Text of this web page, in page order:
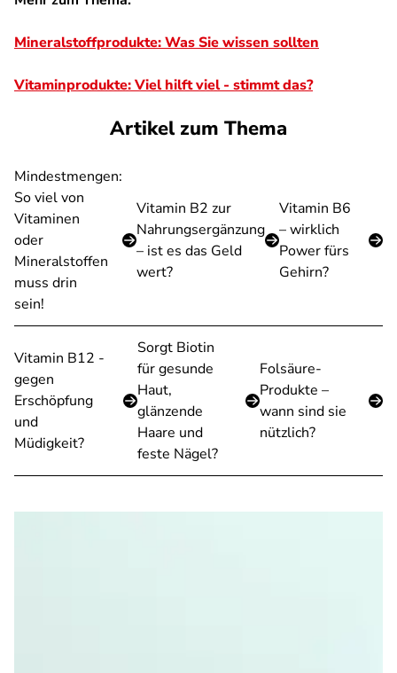
Mineralstoffprodukte: Was Sie wissen sollten
Vitaminprodukte: Viel hilft viel - stimmt das?
Artikel zum Thema
Mindestmengen:
So viel von
Vitaminen
oder
Mineralstoffen
muss drin
sein!
Vitamin B2 zur
Nahrungsergänzung
– ist es das Geld
wert?
Vitamin B6
– wirklich
Power fürs
Gehirn?
Vitamin B12 -
gegen
Erschöpfung
und
Müdigkeit?
Sorgt Biotin
für gesunde
Haut,
glänzende
Haare und
feste Nägel?
Folsäure-
Produkte –
wann sind sie
nützlich?